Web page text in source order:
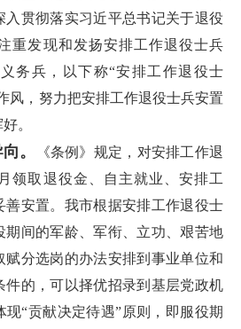
入贯彻落实习近平总书记关于退役
重发现和发扬安排工作退役士兵
务兵，以下称“安排工作退役士
风，努力把安排工作退役士兵安置
。
。
《条例》规定，对安排工作退
领取退役金、自主就业、安排工
善安置。我市根据安排工作退役士
期间的军龄、军衔、立功、艰苦地
赋分选岗的办法安排到事业单位和
件的，可以择优招录到基层党政机
“贡献决定待遇”原则，即服役期